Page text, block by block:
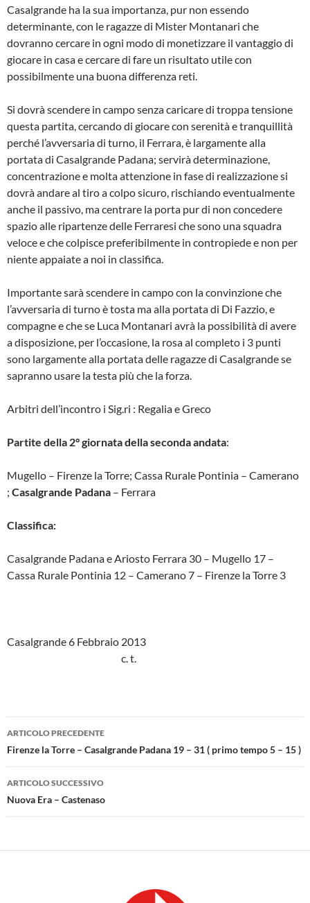
Casalgrande ha la sua importanza, pur non essendo
determinante, con le ragazze di Mister Montanari che
dovranno cercare in ogni modo di monetizzare il vantaggio di
giocare in casa e cercare di fare un risultato utile con
possibilmente una buona differenza reti.
Si dovrà scendere in campo senza caricare di troppa tensione
questa partita, cercando di giocare con serenità e tranquillità
perché l’avversaria di turno, il Ferrara, è largamente alla
portata di Casalgrande Padana; servirà determinazione,
concentrazione e molta attenzione in fase di realizzazione si
dovrà andare al tiro a colpo sicuro, rischiando eventualmente
anche il passivo, ma centrare la porta pur di non concedere
spazio alle ripartenze delle Ferraresi che sono una squadra
veloce e che colpisce preferibilmente in contropiede e non per
niente appaiate a noi in classifica.
Importante sarà scendere in campo con la convinzione che
l’avversaria di turno è tosta ma alla portata di Di Fazzio, e
compagne e che se Luca Montanari avrà la possibilità di avere
a disposizione, per l’occasione, la rosa al completo i 3 punti
sono largamente alla portata delle ragazze di Casalgrande se
sapranno usare la testa più che la forza.
Arbitri dell’incontro i Sig.ri : Regalia e Greco
Partite della 2° giornata della seconda andata:
Mugello – Firenze la Torre; Cassa Rurale Pontinia – Camerano
; Casalgrande Padana – Ferrara
Classifica:
Casalgrande Padana e Ariosto Ferrara 30 – Mugello 17 –
Cassa Rurale Pontinia 12 – Camerano 7 – Firenze la Torre 3
Casalgrande 6 Febbraio 2013
c. t.
Navigazione
articolo
ARTICOLO PRECEDENTE
Firenze la Torre – Casalgrande Padana 19 – 31 ( primo tempo 5 – 15 )
ARTICOLO SUCCESSIVO
Nuova Era – Castenaso